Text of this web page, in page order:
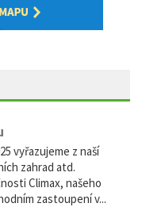
vyřazujeme z naší
zahrad atd.
Climax, našeho
zastoupení v...